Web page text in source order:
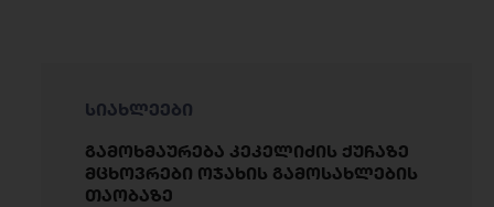
სიახლეები
გამოხმაურება კეკელიძის ქუჩაზე
მცხოვრები ოჯახის გამოსახლების
თაობაზე